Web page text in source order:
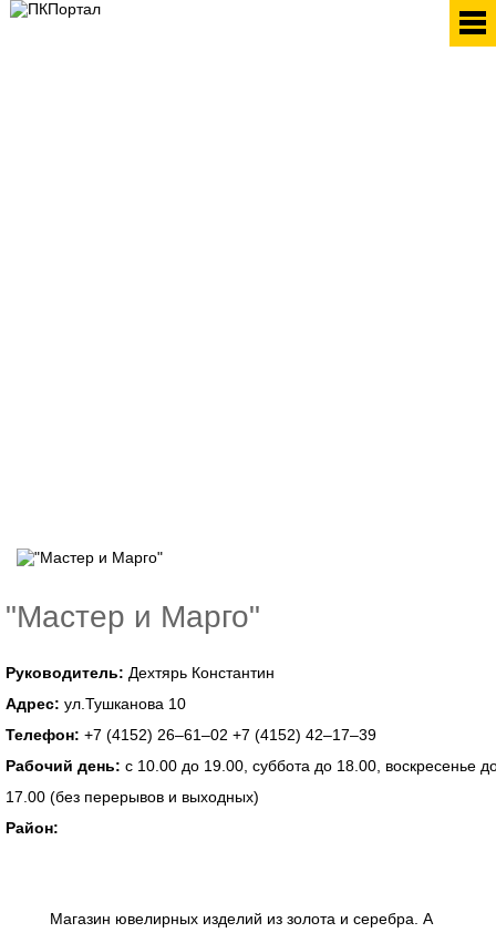
"Мастер и Марго"
Руководитель: Дехтярь Константин
Адрес: ул.Тушканова 10
Телефон: +7 (4152) 26–61–02 +7 (4152) 42–17–39
Рабочий день: с 10.00 до 19.00, суббота до 18.00, воскресенье
17.00 (без перерывов и выходных)
Район:
Магазин ювелирных изделий из золота и серебра. А